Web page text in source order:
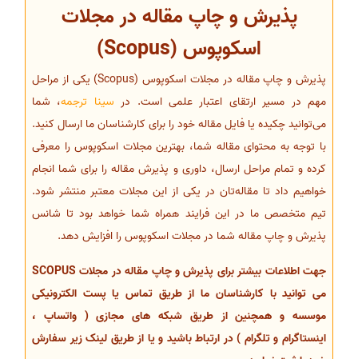
پذیرش و چاپ مقاله در مجلات
اسکوپوس (Scopus)
پذیرش و چاپ مقاله در مجلات اسکوپوس (Scopus) یکی از مراحل
مهم در مسیر ارتقای اعتبار علمی است. در سینا ترجمه، شما
می‌توانید چکیده یا فایل مقاله خود را برای کارشناسان ما ارسال کنید.
با توجه به محتوای مقاله شما، بهترین مجلات اسکوپوس را معرفی
کرده و تمام مراحل ارسال، داوری و پذیرش مقاله را برای شما انجام
خواهیم داد تا مقاله‌تان در یکی از این مجلات معتبر منتشر شود.
تیم متخصص ما در این فرایند همراه شما خواهد بود تا شانس
پذیرش و چاپ مقاله شما در مجلات اسکوپوس را افزایش دهد.
جهت اطلاعات بیشتر برای پذیرش و چاپ مقاله در مجلات SCOPUS
می توانید با کارشناسان ما از طریق تماس یا پست الکترونیکی
موسسه و همچنین از طریق شبکه های مجازی ( واتساپ ،
اینستاگرام و تلگرام ) در ارتباط باشید و یا از طریق لینک زیر سفارش